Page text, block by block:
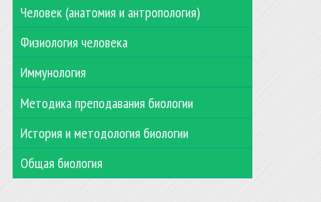
Человек (анатомия и антропология)
Физиология человека
Иммунология
Методика преподавания биологии
История и методология биологии
Общая биология